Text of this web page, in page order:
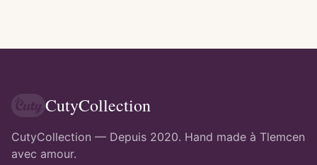
CutyCollection
CutyCollection — Depuis 2020. Hand made à Tlemcen
avec amour.